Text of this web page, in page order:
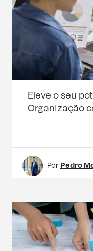
Eleve o seu
Organização
Por Pedro